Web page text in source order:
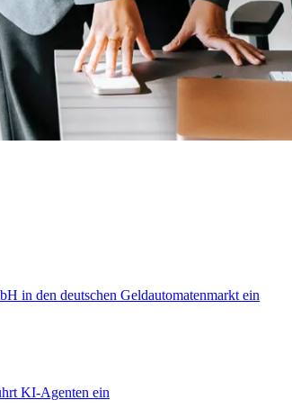
in den deutschen Geldautomatenmarkt ein
KI-Agenten ein